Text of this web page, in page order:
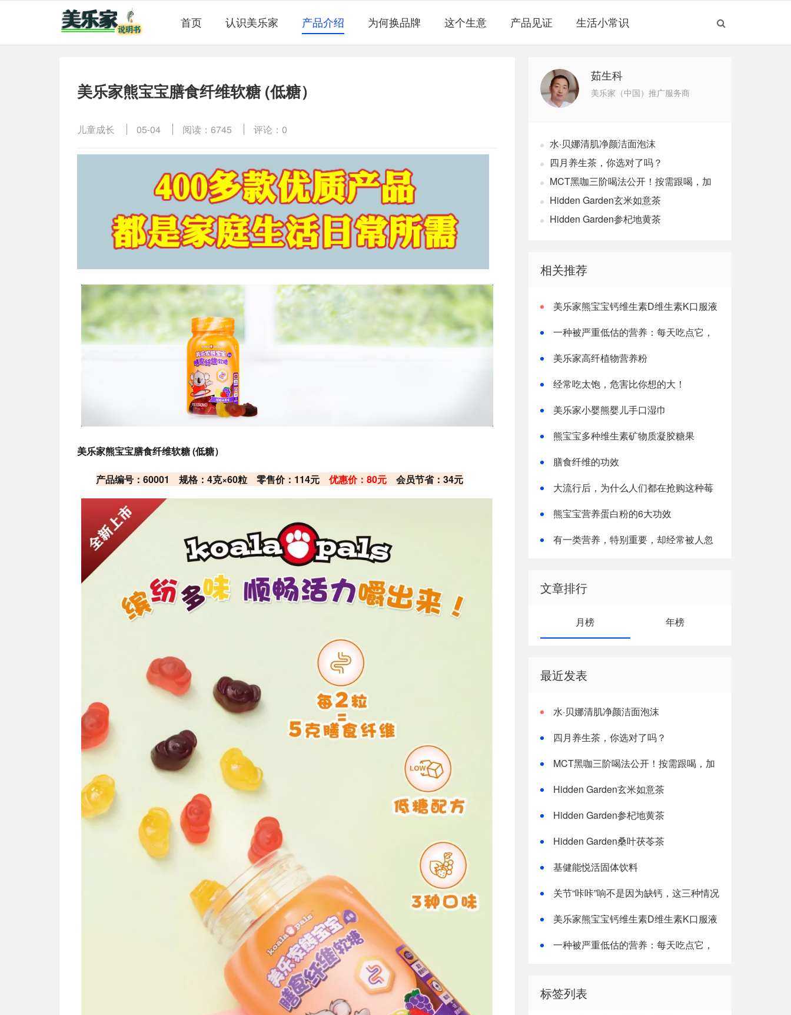
首页 认识美乐家 产品介绍 为何换品牌 这个生意 产品见证 生活小常识
美乐家熊宝宝膳食纤维软糖 (低糖）
儿童成长 05-04 阅读：6745 评论：0
美乐家熊宝宝膳食纤维软糖 (低糖）
产品编号：60001 规格：4克×60粒 零售价：114元 优惠价：80元 会员节省：34元
茹生科
美乐家（中国）推广服务商
水·贝娜清肌净颜洁面泡沫
四月养生茶，你选对了吗？
MCT黑咖三阶喝法公开！按需跟喝，加
速燃体
Hidden Garden玄米如意茶
Hidden Garden参杞地黄茶
相关推荐
美乐家熊宝宝钙维生素D维生素K口服液
一种被严重低估的营养：每天吃点它，
美乐家高纤植物营养粉
经常吃太饱，危害比你想的大！
美乐家小婴熊婴儿手口湿巾
熊宝宝多种维生素矿物质凝胶糖果
膳食纤维的功效
大流行后，为什么人们都在抢购这种莓
熊宝宝营养蛋白粉的6大功效
有一类营养，特别重要，却经常被人忽
文章排行
月榜 年榜
最近发表
水·贝娜清肌净颜洁面泡沫
四月养生茶，你选对了吗？
MCT黑咖三阶喝法公开！按需跟喝，加
Hidden Garden玄米如意茶
Hidden Garden参杞地黄茶
Hidden Garden桑叶茯苓茶
基健能悦活固体饮料
关节“咔咔”响不是因为缺钙，这三种情况
美乐家熊宝宝钙维生素D维生素K口服液
一种被严重低估的营养：每天吃点它，
标签列表